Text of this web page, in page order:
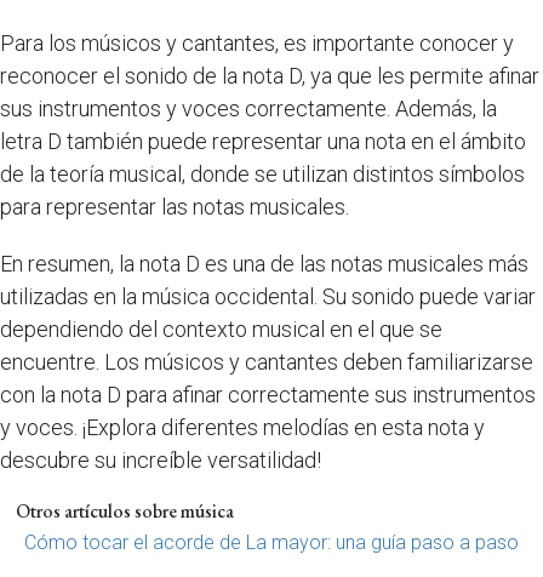
Para los músicos y cantantes, es importante conocer y
reconocer el sonido de la nota D, ya que les permite afinar
sus instrumentos y voces correctamente. Además, la
letra D también puede representar una nota en el ámbito
de la teoría musical, donde se utilizan distintos símbolos
para representar las notas musicales.
En resumen, la nota D es una de las notas musicales más
utilizadas en la música occidental. Su sonido puede variar
dependiendo del contexto musical en el que se
encuentre. Los músicos y cantantes deben familiarizarse
con la nota D para afinar correctamente sus instrumentos
y voces. ¡Explora diferentes melodías en esta nota y
descubre su increíble versatilidad!
Otros artículos sobre música
Cómo tocar el acorde de La mayor: una guía paso a paso